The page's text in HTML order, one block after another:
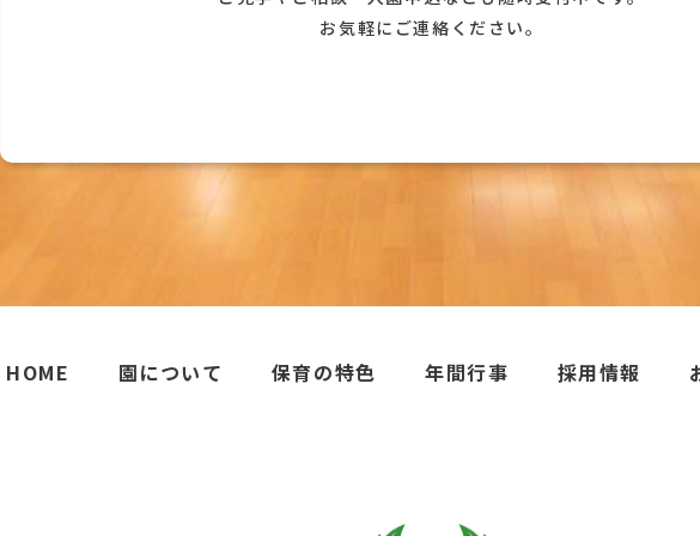
お気軽にご連絡ください。
HOME 園について 保育の特色 年間行事 採用情報